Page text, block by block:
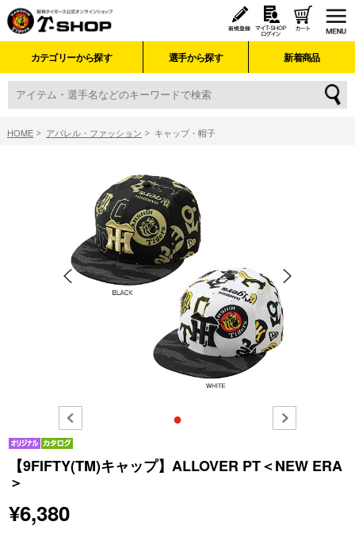
カテゴリーから探す 選手から探す 新着商品
HOME アパレル・ファッション キャップ・帽子
●
【9FIFTY(TM)キャップ】ALLOVER PT＜NEW ERA
＞
¥6,380